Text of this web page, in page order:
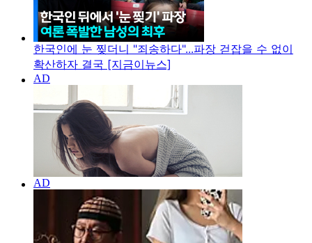
한국인에 눈 찢더니 "죄송하다"...파장 걷잡을 수 없이
확산하자 결국 [지금이뉴스]